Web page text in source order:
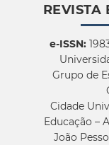
REVISTA
e-ISSN:
Grupo de
Cidade
Educação –
João